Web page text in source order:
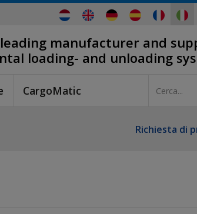
manufacturer and
loading- and unloading
CargoMatic
Richiesta di